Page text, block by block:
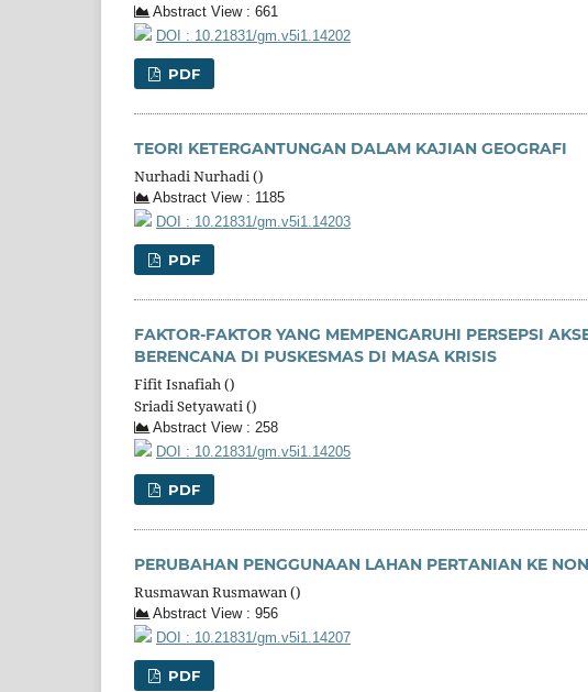
Abstract View : 661
DOI : 10.21831/gm.v5i1.14202
PDF
TEORI KETERGANTUNGAN DALAM KAJIAN GEOGRAFI
Nurhadi Nurhadi ()
Abstract View : 1185
DOI : 10.21831/gm.v5i1.14203
PDF
FAKTOR-FAKTOR YANG MEMPENGARUHI PERSEPSI
BERENCANA DI PUSKESMAS DI MASA KRISIS
Fifit Isnafiah ()
Sriadi Setyawati ()
Abstract View : 258
DOI : 10.21831/gm.v5i1.14205
PDF
PERUBAHAN PENGGUNAAN LAHAN PERTANIAN KE
Rusmawan Rusmawan ()
Abstract View : 956
DOI : 10.21831/gm.v5i1.14207
PDF